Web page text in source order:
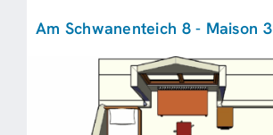
Am Schwanenteich 8 - Maison 3